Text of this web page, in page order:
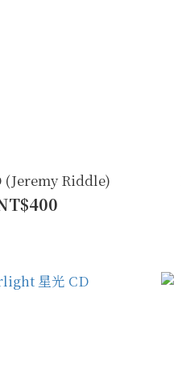
(​​​Jeremy Riddle)